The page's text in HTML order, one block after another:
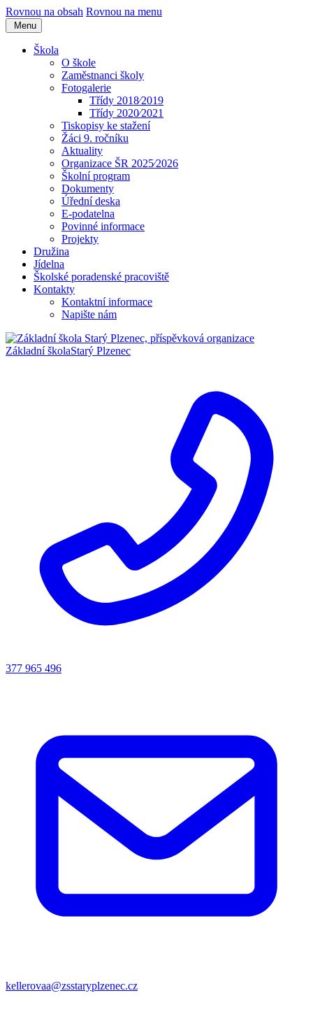
Rovnou na obsah Rovnou na menu
Menu
Škola
O škole
Zaměstnanci školy
Fotogalerie
Třídy 2018⁄2019
Třídy 2020⁄2021
Tiskopisy ke stažení
Žáci 9. ročníku
Aktuality
Organizace ŠR 2025⁄2026
Školní program
Dokumenty
Úřední deska
E-podatelna
Povinné informace
Projekty
Družina
Jídelna
Školské poradenské pracoviště
Kontakty
Kontaktní informace
Napište nám
Základní školaStarý Plzenec
377 965 496
kellerovaa@zsstaryplzenec.cz